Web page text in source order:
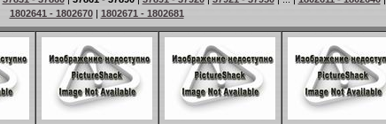
1802641 - 1802670| 1802671 - 1802681